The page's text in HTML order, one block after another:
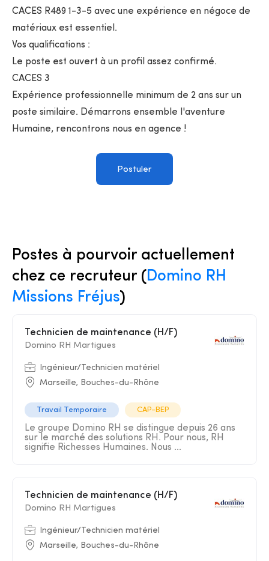
CACES R489 1-3-5 avec une expérience en négoce de
matériaux est essentiel.
Vos qualifications :
Le poste est ouvert à un profil assez confirmé.
CACES 3
Expérience professionnelle minimum de 2 ans sur un
poste similaire. Démarrons ensemble l'aventure
Humaine, rencontrons nous en agence !
Postuler
Postes à pourvoir actuellement
chez ce recruteur (Domino RH
Missions Fréjus)
Technicien de maintenance (H/F)
Domino RH Martigues
Ingénieur/Technicien matériel
Marseille, Bouches-du-Rhône
Travail Temporaire CAP-BEP
Le groupe Domino RH se distingue depuis 26 ans
sur le marché des solutions RH. Pour nous, RH
signifie Richesses Humaines. Nous ...
Technicien de maintenance (H/F)
Domino RH Martigues
Ingénieur/Technicien matériel
Marseille, Bouches-du-Rhône